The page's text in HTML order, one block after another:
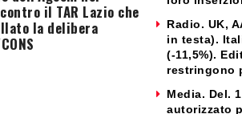
il TAR Lazio che
la delibera
Radio. UK,
in testa).
(-11,5%).
restringono
Media. Del.
autorizzato